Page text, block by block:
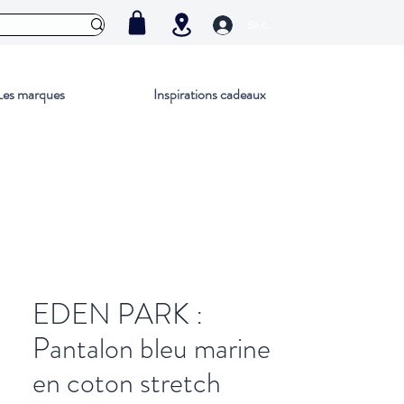
marques Inspirations cadeaux
EDEN PARK :
Pantalon bleu marine
en coton stretch